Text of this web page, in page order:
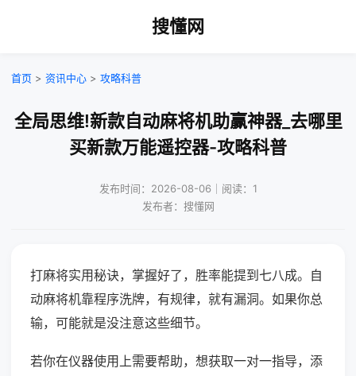
搜懂网
首页 > 资讯中心 > 攻略科普
全局思维!新款自动麻将机助赢神器_去哪里
买新款万能遥控器-攻略科普
发布时间：2026-08-06｜阅读：1
发布者：搜懂网
打麻将实用秘诀，掌握好了，胜率能提到七八成。自
动麻将机靠程序洗牌，有规律，就有漏洞。如果你总
输，可能就是没注意这些细节。
若你在仪器使用上需要帮助，想获取一对一指导，添